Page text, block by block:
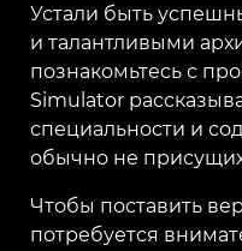
Устали быть
и талантливыми
познакомьтесь с
Simulator
специальности и
обычно не
Чтобы поставить
потребуется